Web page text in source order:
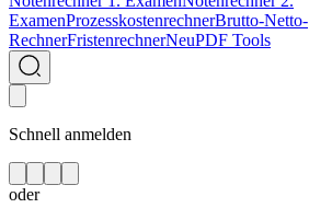
ExamenProzesskostenrechnerBrutto-Netto-
RechnerFristenrechnerNeuPDF Tools
Schnell anmelden
oder